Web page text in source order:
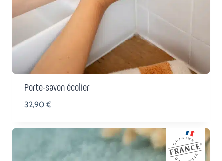
Porte-savon écolier
32,90€